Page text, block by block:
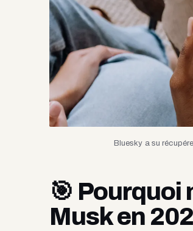
Bluesky a su
🎯 Pourquoi
Musk en